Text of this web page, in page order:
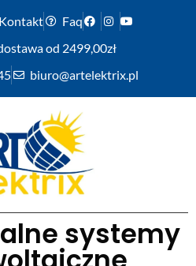
Kontakt
Faq
od 2499,00zł
biuro@artelektrix.pl
systemy